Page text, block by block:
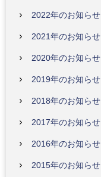
2022年のお知らせ
2021年のお知らせ
2020年のお知らせ
2019年のお知らせ
2018年のお知らせ
2017年のお知らせ
2016年のお知らせ
2015年のお知らせ